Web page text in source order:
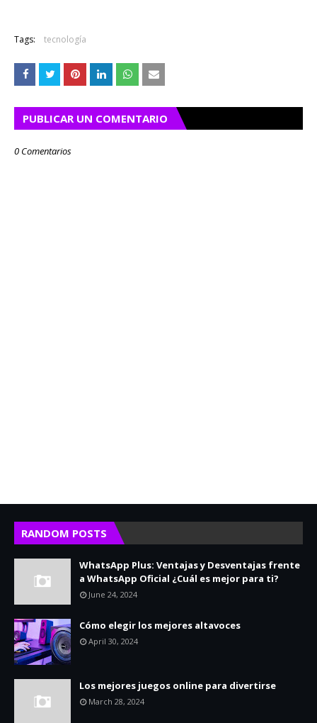
Tags: tecnología
PUBLICAR UN COMENTARIO
0 Comentarios
RANDOM POSTS
WhatsApp Plus: Ventajas y Desventajas frente
a WhatsApp Oficial ¿Cuál es mejor para ti?
June 24, 2024
Cómo elegir los mejores altavoces
April 30, 2024
Los mejores juegos online para divertirse
March 28, 2024